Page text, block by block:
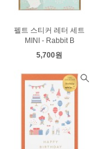
펠트 스티커 레터 세트
MINI - Rabbit B
5,700원